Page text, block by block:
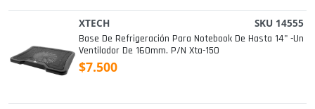
XTECH SKU 14555
Base De Refrigeración Para Notebook De Hasta 14" -un
Ventilador De 160mm. P/n Xta-150
$7.500